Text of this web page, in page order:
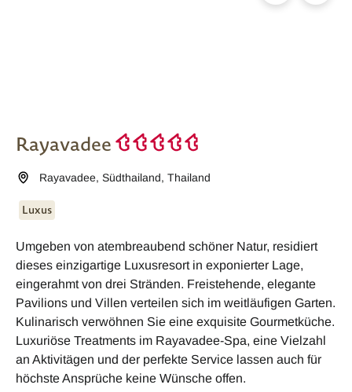
Rayavadee
Rayavadee,Südthailand,Thailand
Luxus
Umgeben von atembreaubend schöner Natur, residiert
dieses einzigartige Luxusresort in exponierter Lage,
eingerahmt von drei Stränden. Freistehende, elegante
Pavilions und Villen verteilen sich im weitläufigen Garten.
Kulinarisch verwöhnen Sie eine exquisite Gourmetküche.
Luxuriöse Treatments im Rayavadee-Spa, eine Vielzahl
an Aktivitägen und der perfekte Service lassen auch für
höchste Ansprüche keine Wünsche offen.